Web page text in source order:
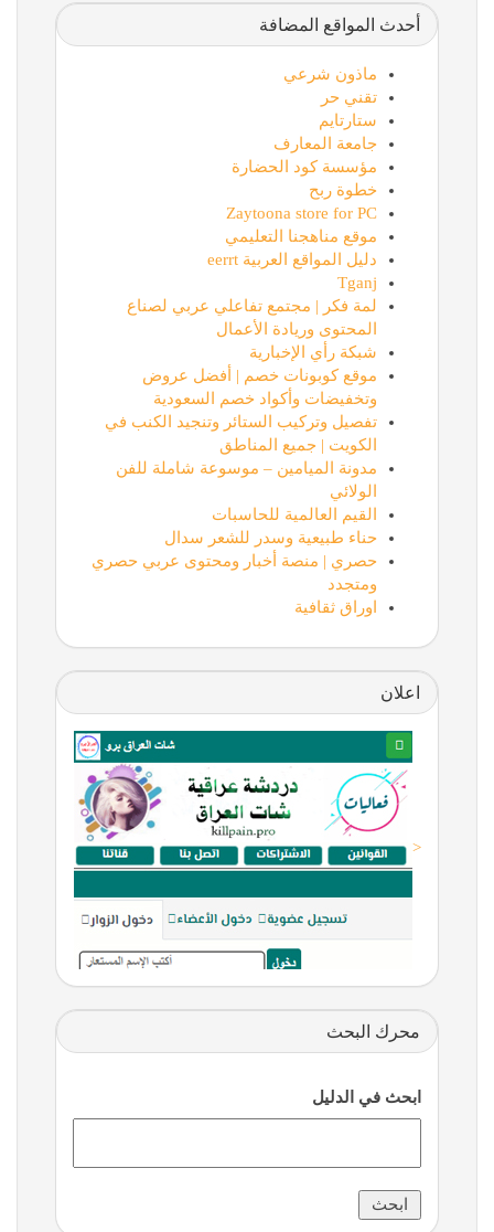
أحدث المواقع المضافة
ماذون شرعي
تقني حر
ستارتايم
جامعة المعارف
مؤسسة كود الحضارة
خطوة ربح
Zaytoona store for PC
موقع مناهجنا التعليمي
دليل المواقع العربية eerrt
Tganj
لمة فكر | مجتمع تفاعلي عربي لصناع
المحتوى وريادة الأعمال
شبكة رأي الإخبارية
موقع كوبونات خصم | أفضل عروض
وتخفيضات وأكواد خصم السعودية
تفصيل وتركيب الستائر وتنجيد الكنب في
الكويت | جميع المناطق
مدونة الميامين – موسوعة شاملة للفن
الولائي
القيم العالمية للحاسبات
حناء طبيعية وسدر للشعر سدال
حصري | منصة أخبار ومحتوى عربي حصري
ومتجدد
اوراق ثقافية
اعلان
<
محرك البحث
ابحث في الدليل